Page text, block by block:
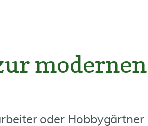
modernen
oder Hobbygärtner